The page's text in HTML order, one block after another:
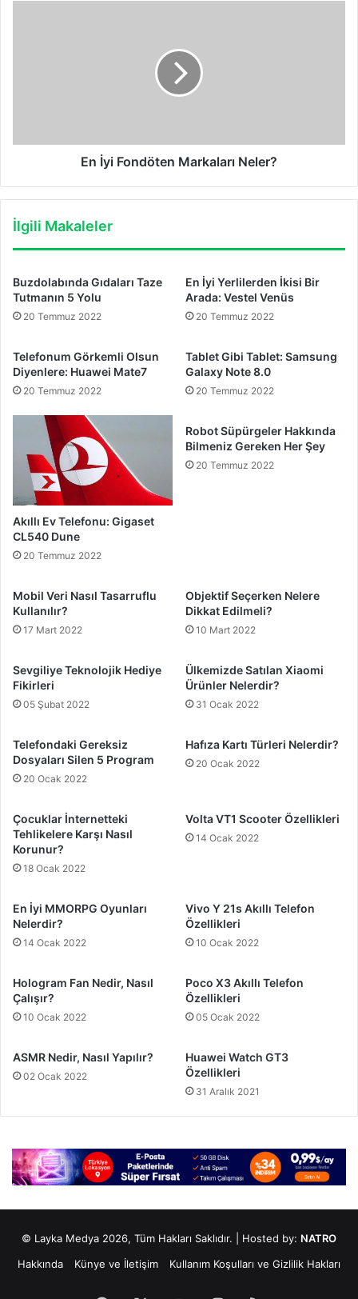
En İyi Fondöten Markaları Neler?
İlgili Makaleler
Buzdolabında Gıdaları Taze
Tutmanın 5 Yolu
20 Temmuz 2022
En İyi Yerlilerden İkisi Bir
Arada: Vestel Venüs
20 Temmuz 2022
Telefonum Görkemli Olsun
Diyenlere: Huawei Mate7
20 Temmuz 2022
Tablet Gibi Tablet: Samsung
Galaxy Note 8.0
20 Temmuz 2022
Akıllı Ev Telefonu: Gigaset
CL540 Dune
20 Temmuz 2022
Robot Süpürgeler Hakkında
Bilmeniz Gereken Her Şey
20 Temmuz 2022
Mobil Veri Nasıl Tasarruflu
Kullanılır?
17 Mart 2022
Objektif Seçerken Nelere
Dikkat Edilmeli?
10 Mart 2022
Sevgiliye Teknolojik Hediye
Fikirleri
05 Şubat 2022
Ülkemizde Satılan Xiaomi
Ürünler Nelerdir?
31 Ocak 2022
Telefondaki Gereksiz
Dosyaları Silen 5 Program
20 Ocak 2022
Hafıza Kartı Türleri Nelerdir?
20 Ocak 2022
Çocuklar İnternetteki
Tehlikelere Karşı Nasıl
Korunur?
18 Ocak 2022
Volta VT1 Scooter Özellikleri
14 Ocak 2022
En İyi MMORPG Oyunları
Nelerdir?
14 Ocak 2022
Vivo Y 21s Akıllı Telefon
Özellikleri
10 Ocak 2022
Hologram Fan Nedir, Nasıl
Çalışır?
10 Ocak 2022
Poco X3 Akıllı Telefon
Özellikleri
05 Ocak 2022
ASMR Nedir, Nasıl Yapılır?
02 Ocak 2022
Huawei Watch GT3
Özellikleri
31 Aralık 2021
© Layka Medya 2026, Tüm Hakları Saklıdır. | Hosted by: NATRO
Hakkında
Künye ve İletişim Kullanım Koşulları ve Gizlilik Hakları